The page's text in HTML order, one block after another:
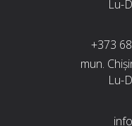
Lu-
+373
mun.
Lu-